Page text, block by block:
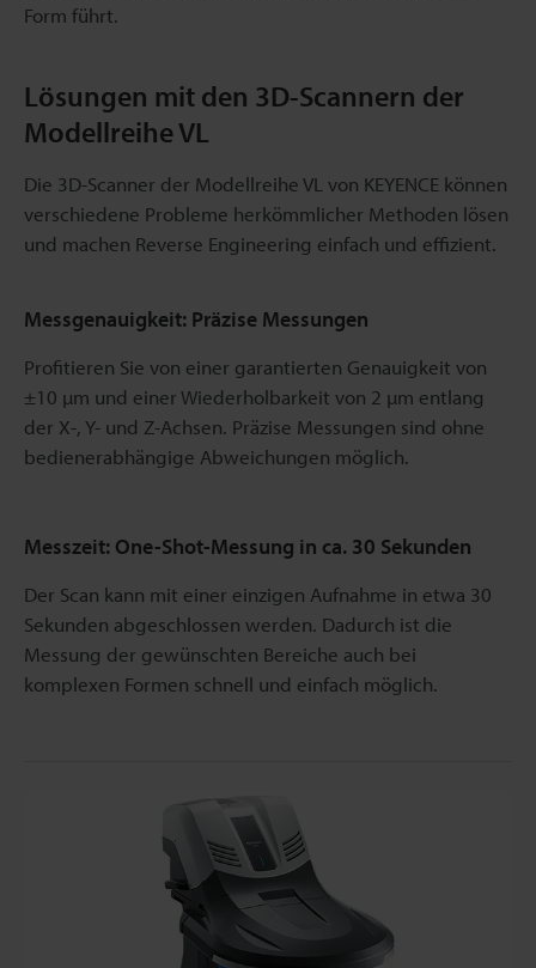
Form führt.
Lösungen mit den 3D-Scannern der
Modellreihe VL
Die 3D-Scanner der Modellreihe VL von KEYENCE können
verschiedene Probleme herkömmlicher Methoden lösen
und machen Reverse Engineering einfach und effizient.
Messgenauigkeit: Präzise Messungen
Profitieren Sie von einer garantierten Genauigkeit von
±10 µm und einer Wiederholbarkeit von 2 µm entlang
der X-, Y- und Z-Achsen. Präzise Messungen sind ohne
bedienerabhängige Abweichungen möglich.
Messzeit: One-Shot-Messung in ca. 30 Sekunden
Der Scan kann mit einer einzigen Aufnahme in etwa 30
Sekunden abgeschlossen werden. Dadurch ist die
Messung der gewünschten Bereiche auch bei
komplexen Formen schnell und einfach möglich.